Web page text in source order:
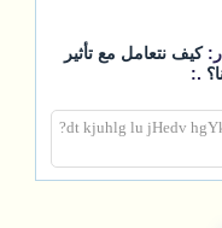
كيف نتعامل مع تأثير
.: